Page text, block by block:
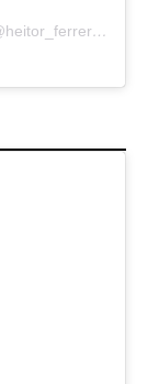
Um post compartilhado por Heitor Férrer (@heitor_ferrer77)